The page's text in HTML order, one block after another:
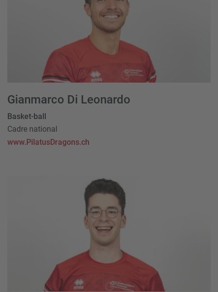
Gianmarco Di Leonardo
Basket-ball
Cadre national
www.PilatusDragons.ch